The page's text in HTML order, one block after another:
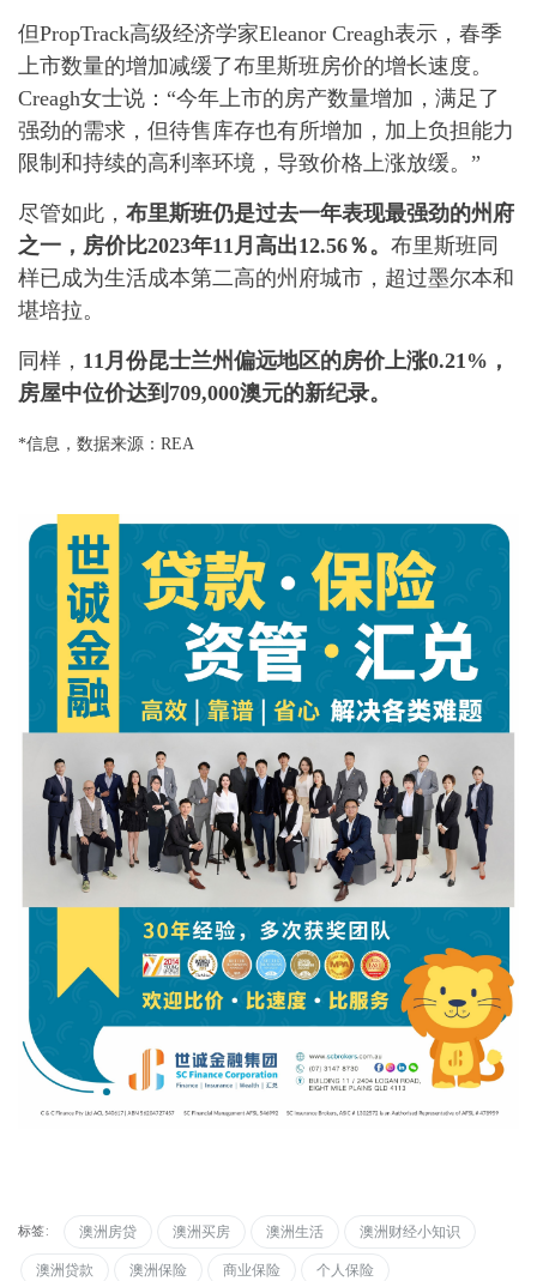
但PropTrack高级经济学家Eleanor Creagh表示，春季
上市数量的增加减缓了布里斯班房价的增长速度。
Creagh女士说：“今年上市的房产数量增加，满足了
强劲的需求，但待售库存也有所增加，加上负担能力
限制和持续的高利率环境，导致价格上涨放缓。”
尽管如此， 布里斯班仍是过去一年表现最强劲的州府
之一，房价比2023年11月高出12.56％。 布里斯班同
样已成为生活成本第二高的州府城市，超过墨尔本和
堪培拉。
同样， 11月份昆士兰州偏远地区的房价上涨0.21%，
房屋中位价达到709,000澳元的新纪录。
*信息，数据来源：REA
标签: 澳洲房贷 澳洲买房 澳洲生活 澳洲财经小知识
澳洲贷款 澳洲保险 商业保险 个人保险